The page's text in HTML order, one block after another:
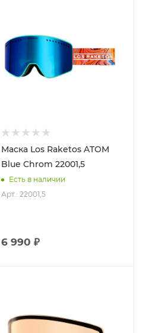
Маска Los Raketos ATOM
Blue Chrom 22001,5
Есть в наличии
Арт.: 22001,5
6 990 ₽